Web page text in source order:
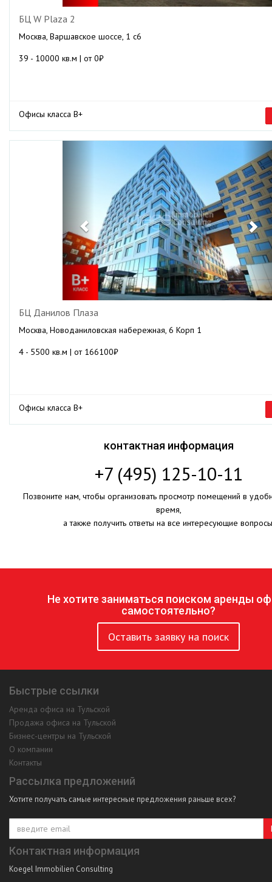
БЦ W Plaza 2
Москва, Варшавское шоссе, 1 с6
39 - 10000 кв.м | от 0₽
Офисы класса B+
БЦ Данилов Плаза
Москва, Новоданиловская набережная, 6 Корп 1
4 - 5500 кв.м | от 166100₽
Офисы класса B+
контактная информация
+7 (495) 125-10-11
Позвоните нам, чтобы организовать просмотр помещений в
время,
а также получить ответы на все интересующие
Не хотите заниматься поиском аренды
самостоятельно?
Оставить заявку на поиск
Быстрые ссылки
Аренда офиса на Тульской
Продажа офиса на Тульской
Бизнес-центры на Тульской
О компании
Контакты
Рассылка предложений
Хотите получать самые интересные предложения раньше всех?
Контактная информация
Koegel Immobilien Consulting